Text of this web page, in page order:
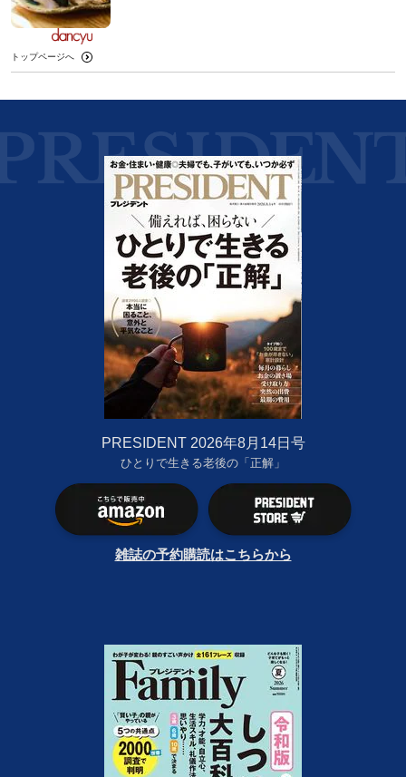
トップページへ
PRESIDENT 2026年8月14日号
ひとりで生きる老後の「正解」
雑誌の予約購読はこちらから